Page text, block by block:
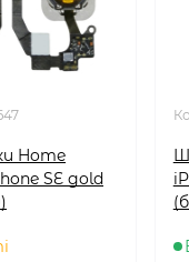
Home
SE gold